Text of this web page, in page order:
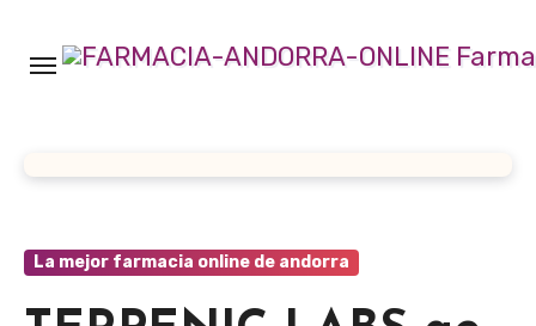
contenido
La mejor farmacia online de andorra